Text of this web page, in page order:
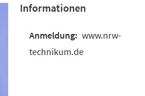
Informationen
www.nrw-
technikum.de